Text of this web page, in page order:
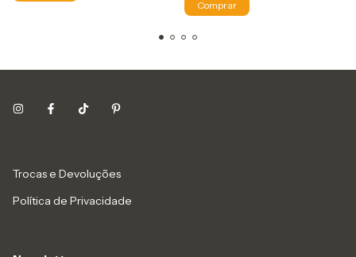
Trocas e Devoluções
Política de Privacidade